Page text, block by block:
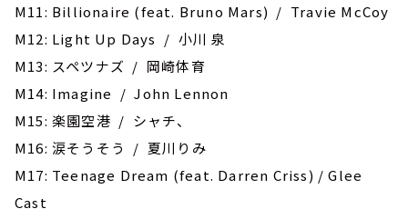
M11: Billionaire (feat. Bruno Mars) / Travie McCoy
M12: Light Up Days / 小川 泉
M13: スペツナズ / 岡崎体育
M14: Imagine / John Lennon
M15: ‎楽園空港 / シャチ、
M16: 涙そうそう / 夏川りみ
M17: Teenage Dream (feat. Darren Criss) / Glee
Cast